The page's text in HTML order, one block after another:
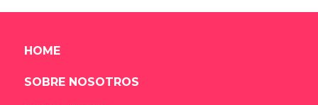
HOME
SOBRE NOSOTROS